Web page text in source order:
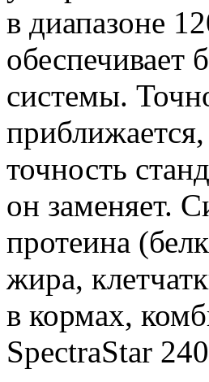
в диапазоне
обеспечивает
системы.
точность
он заменяет.
протеина
жира,
в кормах,
SpectraStar